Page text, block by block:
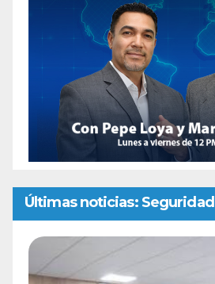
Últimas noticias: Seguridad